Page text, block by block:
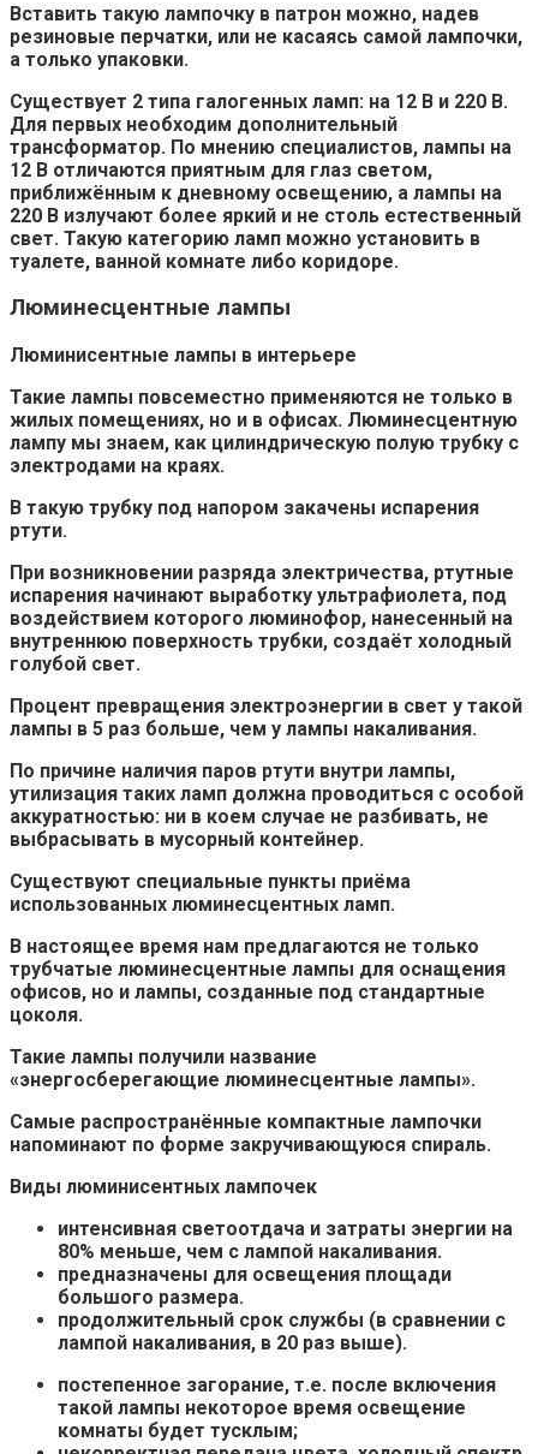
Вставить такую лампочку в патрон можно, надев
резиновые перчатки, или не касаясь самой лампочки,
а только упаковки.
Существует 2 типа галогенных ламп: на 12 В и 220 В.
Для первых необходим дополнительный
трансформатор. По мнению специалистов, лампы на
12 В отличаются приятным для глаз светом,
приближённым к дневному освещению, а лампы на
220 В излучают более яркий и не столь естественный
свет. Такую категорию ламп можно установить в
туалете, ванной комнате либо коридоре.
Люминесцентные лампы
Люминисентные лампы в интерьере
Такие лампы повсеместно применяются не только в
жилых помещениях, но и в офисах. Люминесцентную
лампу мы знаем, как цилиндрическую полую трубку с
электродами на краях.
В такую трубку под напором закачены испарения
ртути.
При возникновении разряда электричества, ртутные
испарения начинают выработку ультрафиолета, под
воздействием которого люминофор, нанесенный на
внутреннюю поверхность трубки, создаёт холодный
голубой свет.
Процент превращения электроэнергии в свет у такой
лампы в 5 раз больше, чем у лампы накаливания.
По причине наличия паров ртути внутри лампы,
утилизация таких ламп должна проводиться с особой
аккуратностью: ни в коем случае не разбивать, не
выбрасывать в мусорный контейнер.
Существуют специальные пункты приёма
использованных люминесцентных ламп.
В настоящее время нам предлагаются не только
трубчатые люминесцентные лампы для оснащения
офисов, но и лампы, созданные под стандартные
цоколя.
Такие лампы получили название
«энергосберегающие люминесцентные лампы».
Самые распространённые компактные лампочки
напоминают по форме закручивающуюся спираль.
Виды люминисентных лампочек
интенсивная светоотдача и затраты энергии на
80% меньше, чем с лампой накаливания.
предназначены для освещения площади
большого размера.
продолжительный срок службы (в сравнении с
лампой накаливания, в 20 раз выше).
постепенное загорание, т.е. после включения
такой лампы некоторое время освещение
комнаты будет тусклым;